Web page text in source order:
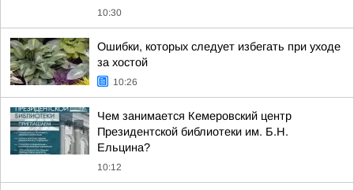
10:30
Ошибки, которых следует избегать при уходе
за хостой
10:26
Чем занимается Кемеровский центр
Президентской библиотеки им. Б.Н.
Ельцина?
10:12